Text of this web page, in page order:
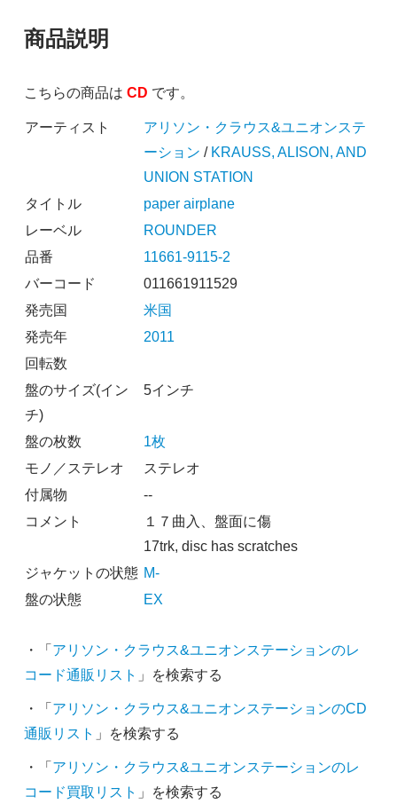
商品説明
こちらの商品は CD です。
アーティスト
アリソン・クラウス&ユニオンステ
ーション / KRAUSS, ALISON, AND
UNION STATION
タイトル
paper airplane
レーベル
ROUNDER
品番
11661-9115-2
バーコード
011661911529
発売国
米国
発売年
2011
回転数
盤のサイズ(イン
チ)
5インチ
盤の枚数
1枚
モノ／ステレオ
ステレオ
付属物
--
コメント
１７曲入、盤面に傷
17trk, disc has scratches
ジャケットの状態 M-
盤の状態
EX
・「 アリソン・クラウス&ユニオンステーションのレ
コード通販リスト 」を検索する
・「 アリソン・クラウス&ユニオンステーションのCD
通販リスト 」を検索する
・「 アリソン・クラウス&ユニオンステーションのレ
コード買取リスト 」を検索する